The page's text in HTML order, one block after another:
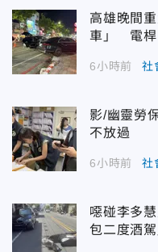
高雄晚間
車」 電桿
6小時前 社
影/幽靈勞
不放過
6小時前 社
噁碰李多
包二度酒